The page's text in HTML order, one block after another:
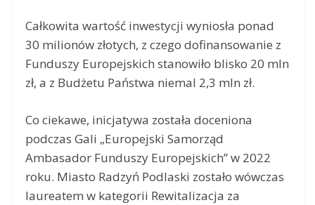
Całkowita wartość inwestycji wyniosła ponad
30 milionów złotych, z czego dofinansowanie z
Funduszy Europejskich stanowiło blisko 20 mln
zł, a z Budżetu Państwa niemal 2,3 mln zł.
Co ciekawe, inicjatywa została doceniona
podczas Gali „Europejski Samorząd
Ambasador Funduszy Europejskich” w 2022
roku. Miasto Radzyń Podlaski zostało wówczas
laureatem w kategorii Rewitalizacja za